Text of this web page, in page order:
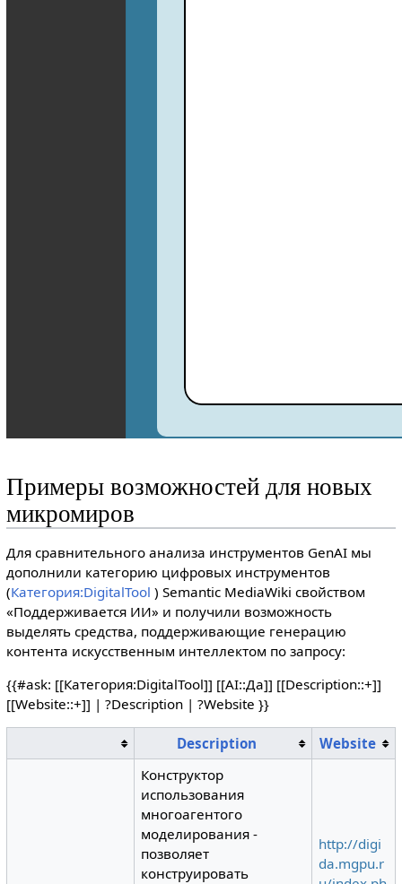
Примеры возможностей для новых
микромиров
Для сравнительного анализа инструментов GenAI мы
дополнили категорию цифровых инструментов
(Категория:DigitalTool ) Semantic MediaWiki свойством
«Поддерживается ИИ» и получили возможность
выделять средства, поддерживающие генерацию
контента искусственным интеллектом по запросу:
{{#ask: [[Категория:DigitalTool]] [[AI::Да]] [[Description::+]]
[[Website::+]] | ?Description | ?Website }}
Description
Website
Конструктор
использования
многоагентого
моделирования -
позволяет
конструировать
http://digi
da.mgpu.r